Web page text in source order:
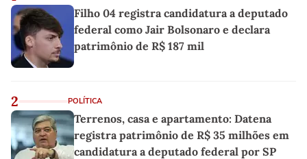
Filho 04 registra candidatura a deputado
federal como Jair Bolsonaro e declara
patrimônio de R$ 187 mil
2 POLÍTICA
Terrenos, casa e apartamento: Datena
registra patrimônio de R$ 35 milhões em
candidatura a deputado federal por SP